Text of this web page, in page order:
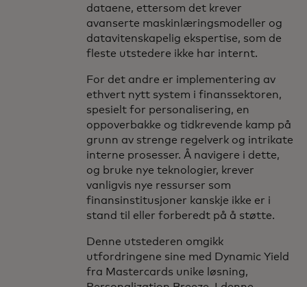
dataene, ettersom det krever
avanserte maskinlæringsmodeller og
datavitenskapelig ekspertise, som de
fleste utstedere ikke har internt.
For det andre er implementering av
ethvert nytt system i finanssektoren,
spesielt for personalisering, en
oppoverbakke og tidkrevende kamp på
grunn av strenge regelverk og intrikate
interne prosesser. Å navigere i dette,
og bruke nye teknologier, krever
vanligvis nye ressurser som
finansinstitusjoner kanskje ikke er i
stand til eller forberedt på å støtte.
Denne utstederen omgikk
utfordringene sine med Dynamic Yield
fra Mastercards unike løsning,